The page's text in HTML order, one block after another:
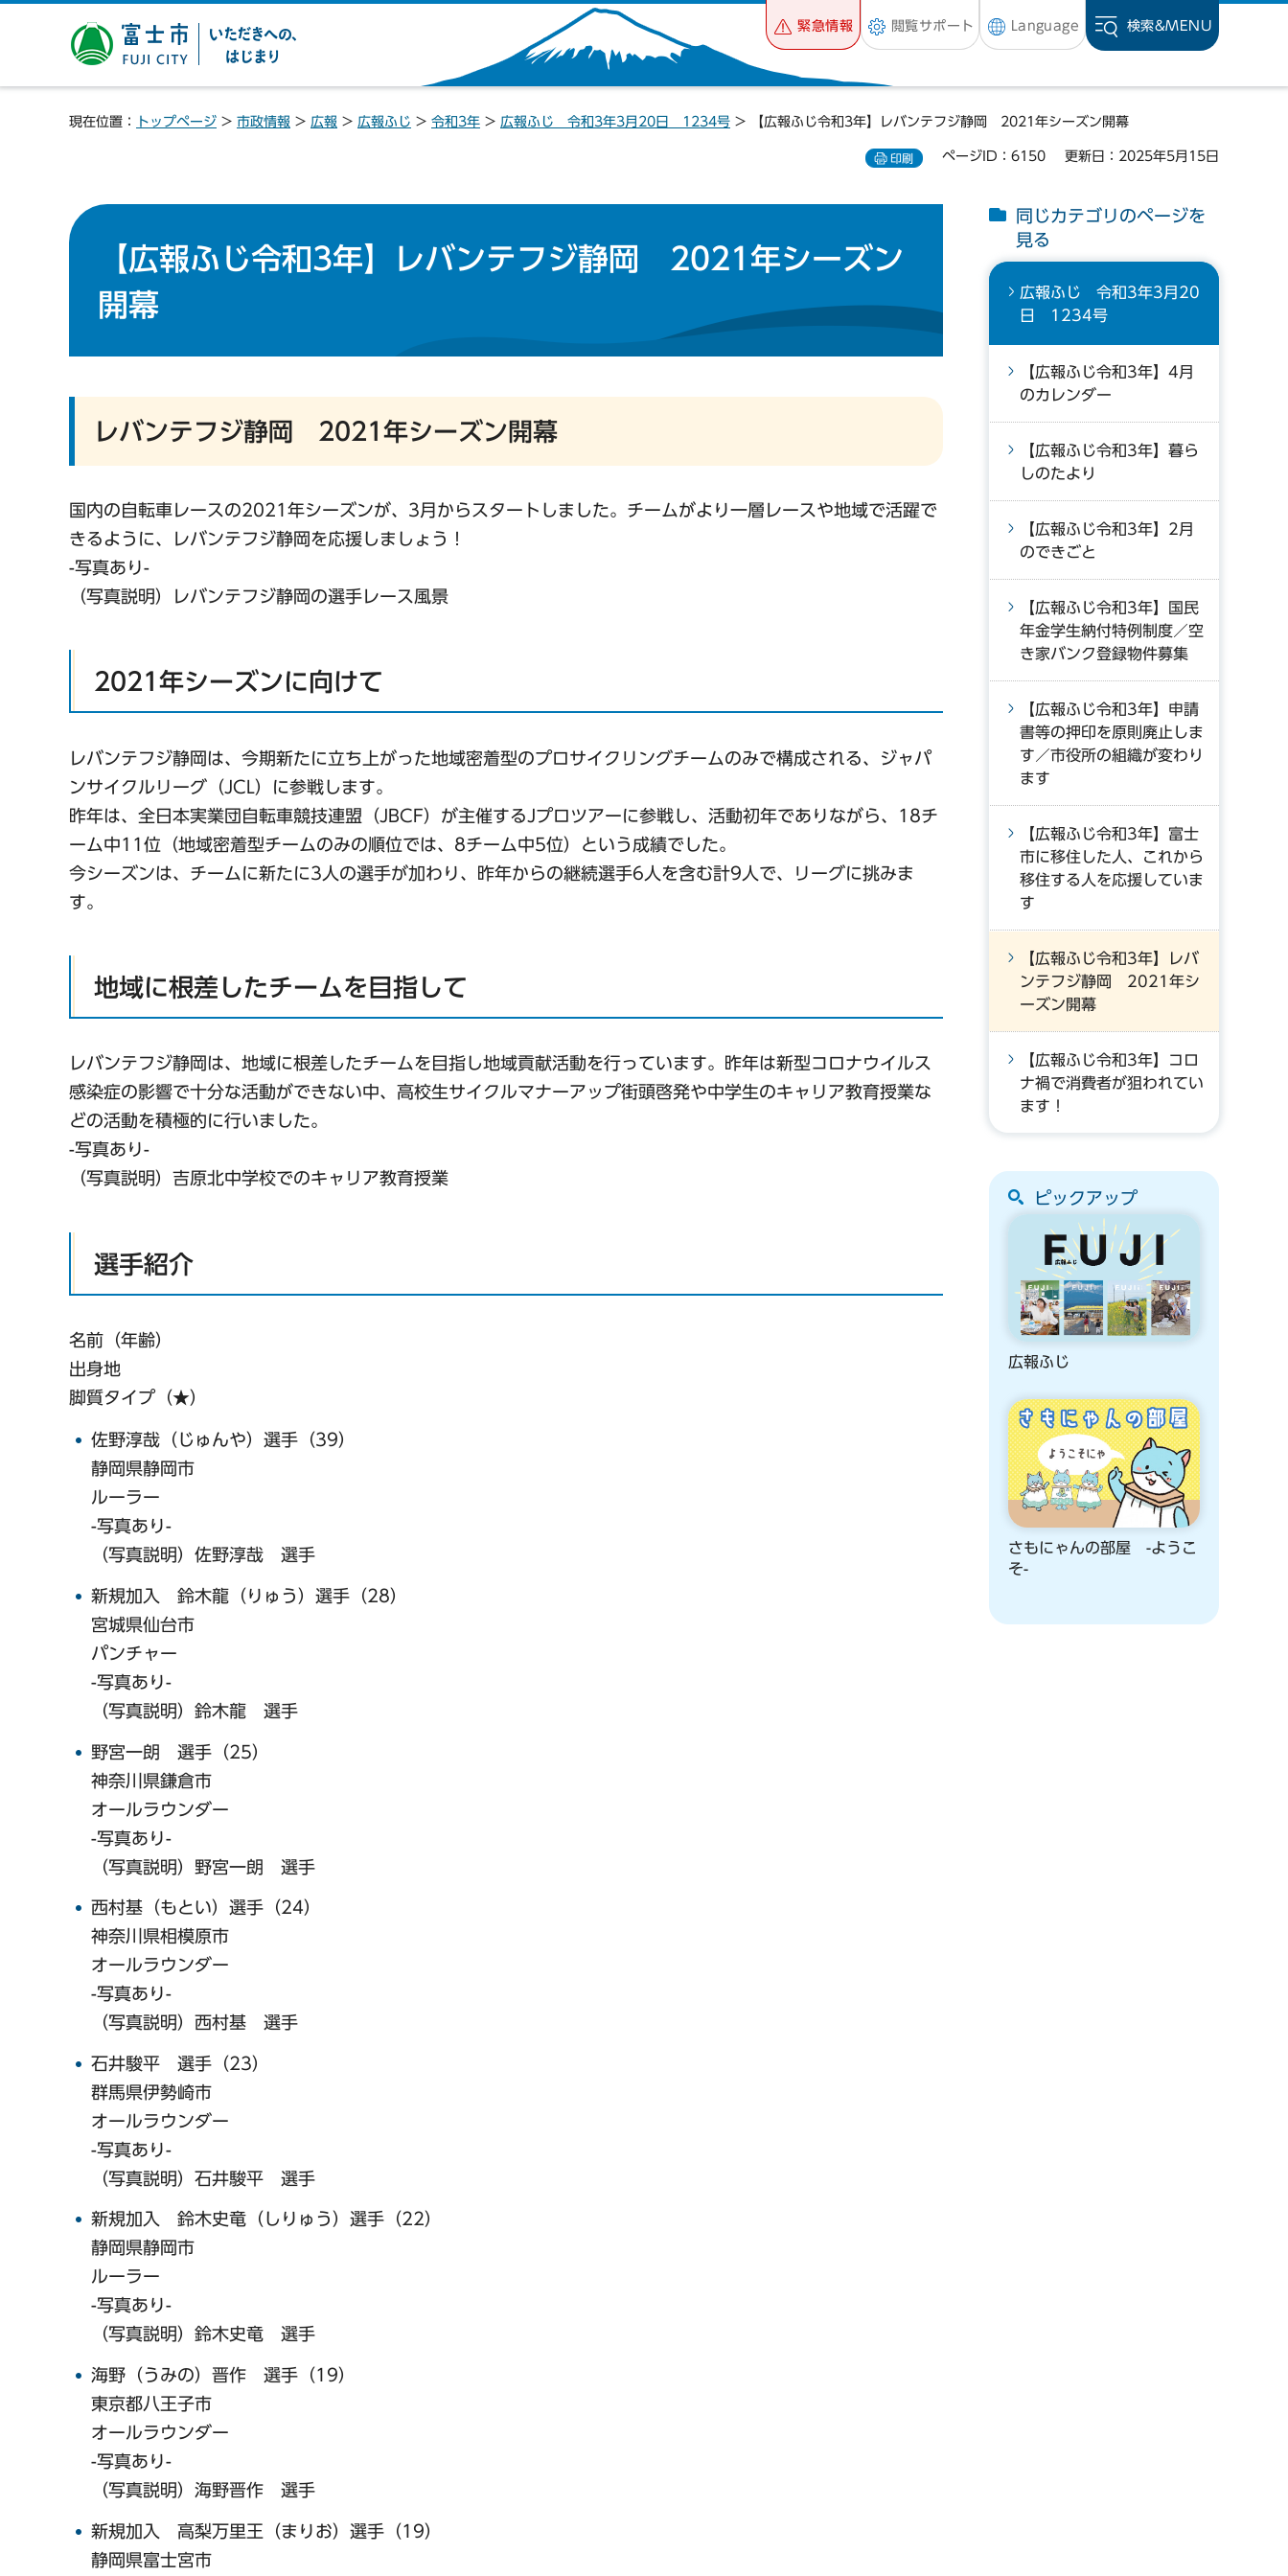
富士市 いただきへの、は
じまり
緊急情報 閲覧サポート Language 検索&MENU
現在位置： トップページ > 市政情報 > 広報 > 広報ふじ > 令和3年 > 広報ふじ 令和3年3月20日 1234号 > 【広報ふじ令和3年】レバンテフジ静岡 2021年シーズン開幕
印刷 ページID：6150 更新日：2025年5月15日
【広報ふじ令和3年】レバンテフジ静岡 2021年シーズン
開幕
レバンテフジ静岡 2021年シーズン開幕
国内の自転車レースの2021年シーズンが、3月からスタートしました。チームがより一層レースや地域で活躍で
きるように、レバンテフジ静岡を応援しましょう！
-写真あり-
（写真説明）レバンテフジ静岡の選手レース風景
2021年シーズンに向けて
レバンテフジ静岡は、今期新たに立ち上がった地域密着型のプロサイクリングチームのみで構成される、ジャパ
ンサイクルリーグ（JCL）に参戦します。
昨年は、全日本実業団自転車競技連盟（JBCF）が主催するJプロツアーに参戦し、活動初年でありながら、18チ
ーム中11位（地域密着型チームのみの順位では、8チーム中5位）という成績でした。
今シーズンは、チームに新たに3人の選手が加わり、昨年からの継続選手6人を含む計9人で、リーグに挑みま
す。
地域に根差したチームを目指して
レバンテフジ静岡は、地域に根差したチームを目指し地域貢献活動を行っています。昨年は新型コロナウイルス
感染症の影響で十分な活動ができない中、高校生サイクルマナーアップ街頭啓発や中学生のキャリア教育授業な
どの活動を積極的に行いました。
-写真あり-
（写真説明）吉原北中学校でのキャリア教育授業
選手紹介
名前（年齢）
出身地
脚質タイプ（★）
佐野淳哉（じゅんや）選手（39）
静岡県静岡市
ルーラー
-写真あり-
（写真説明）佐野淳哉 選手
新規加入 鈴木龍（りゅう）選手（28）
宮城県仙台市
パンチャー
-写真あり-
（写真説明）鈴木龍 選手
野宮一朗 選手（25）
神奈川県鎌倉市
オールラウンダー
-写真あり-
（写真説明）野宮一朗 選手
西村基（もとい）選手（24）
神奈川県相模原市
オールラウンダー
-写真あり-
（写真説明）西村基 選手
石井駿平 選手（23）
群馬県伊勢崎市
オールラウンダー
-写真あり-
（写真説明）石井駿平 選手
新規加入 鈴木史竜（しりゅう）選手（22）
静岡県静岡市
ルーラー
-写真あり-
（写真説明）鈴木史竜 選手
海野（うみの）晋作 選手（19）
東京都八王子市
オールラウンダー
-写真あり-
（写真説明）海野晋作 選手
新規加入 高梨万里王（まりお）選手（19）
静岡県富士宮市
同じカテゴリのページを
見る
広報ふじ 令和3年3月20
日 1234号
【広報ふじ令和3年】4月
のカレンダー
【広報ふじ令和3年】暮ら
しのたより
【広報ふじ令和3年】2月
のできごと
【広報ふじ令和3年】国民
年金学生納付特例制度／空
き家バンク登録物件募集
【広報ふじ令和3年】申請
書等の押印を原則廃止しま
す／市役所の組織が変わり
ます
【広報ふじ令和3年】富士
市に移住した人、これから
移住する人を応援していま
す
【広報ふじ令和3年】レバ
ンテフジ静岡 2021年シ
ーズン開幕
【広報ふじ令和3年】コロ
ナ禍で消費者が狙われてい
ます！
ピックアップ
広報ふじ
さもにゃんの部屋 -ようこ
そ-